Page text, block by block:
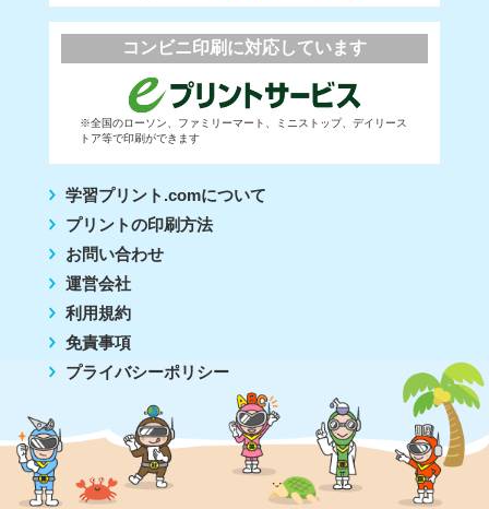
コンビニ印刷に対応しています
※全国のローソン、ファミリーマート、ミニストップ、デイリース
トア等で印刷ができます
学習プリント.comについて
プリントの印刷方法
お問い合わせ
運営会社
利用規約
免責事項
プライバシーポリシー